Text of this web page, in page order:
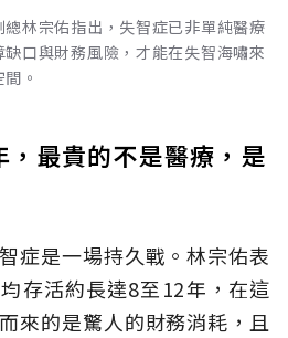
林宗佑指出，失智症已非單純醫療
口與財務風險，才能在失智海嘯來
。
最貴的不是醫療，是
症是一場持久戰。林宗佑表
存活約長達8至12年，在這
來的是驚人的財務消耗，且